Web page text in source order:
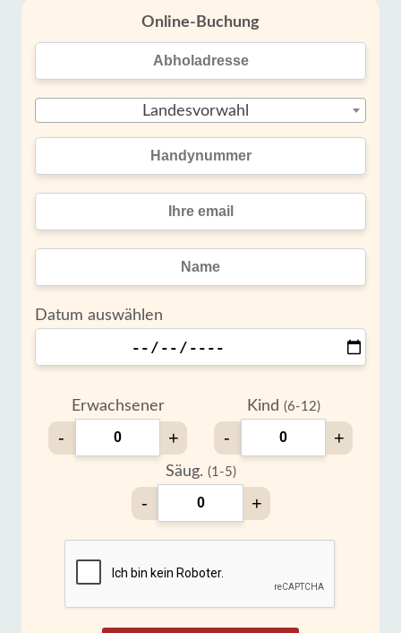
Online-Buchung
Landesvorwahl
Datum auswählen
Erwachsener
- +
Kind (6-12)
- +
Säug. (1-5)
- +